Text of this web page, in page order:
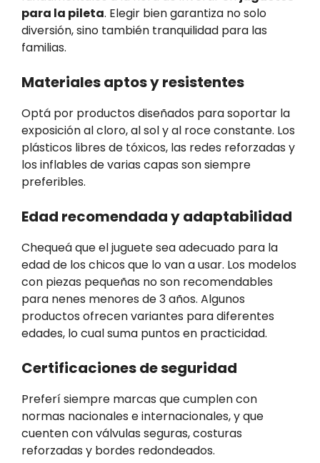
para la pileta. Elegir bien garantiza no solo
diversión, sino también tranquilidad para las
familias.
Materiales aptos y resistentes
Optá por productos diseñados para soportar la
exposición al cloro, al sol y al roce constante. Los
plásticos libres de tóxicos, las redes reforzadas y
los inflables de varias capas son siempre
preferibles.
Edad recomendada y adaptabilidad
Chequeá que el juguete sea adecuado para la
edad de los chicos que lo van a usar. Los modelos
con piezas pequeñas no son recomendables
para nenes menores de 3 años. Algunos
productos ofrecen variantes para diferentes
edades, lo cual suma puntos en practicidad.
Certificaciones de seguridad
Preferí siempre marcas que cumplen con
normas nacionales e internacionales, y que
cuenten con válvulas seguras, costuras
reforzadas y bordes redondeados.